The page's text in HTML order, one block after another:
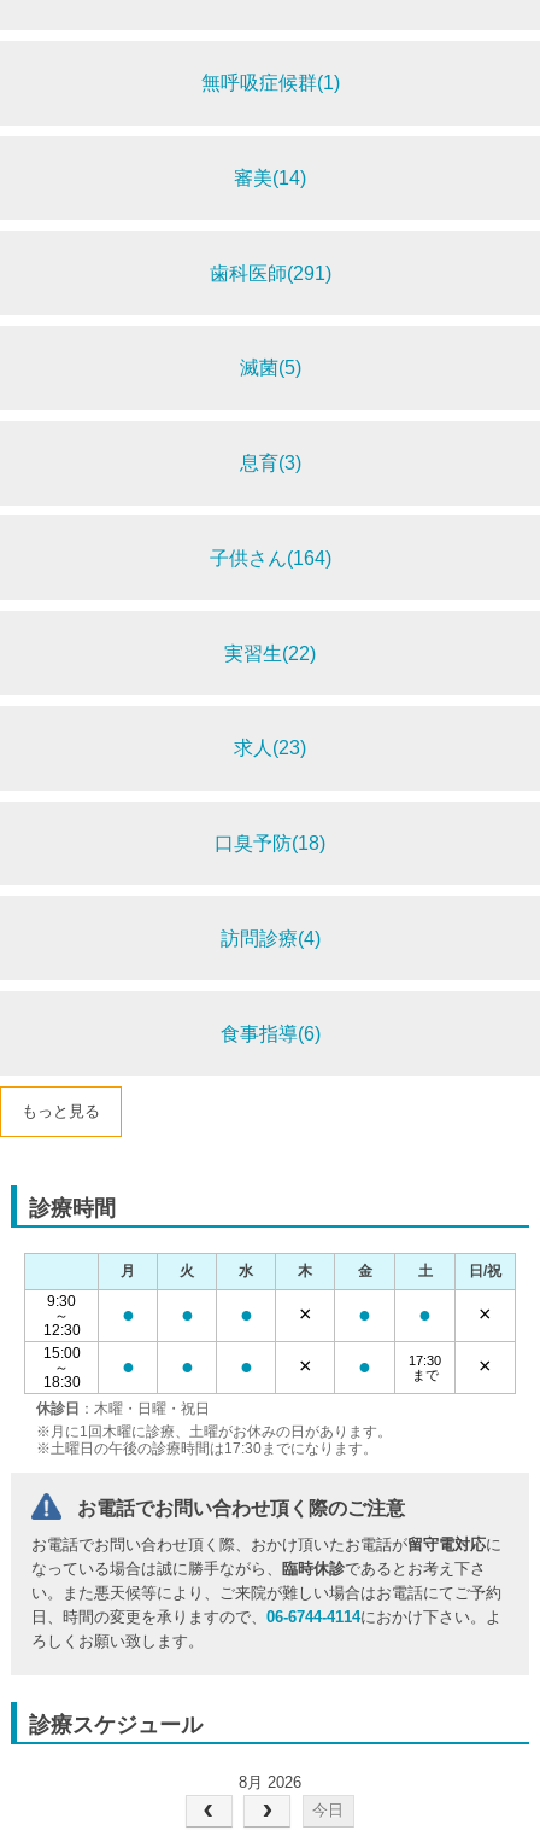
無呼吸症候群(1)
審美(14)
歯科医師(291)
滅菌(5)
息育(3)
子供さん(164)
実習生(22)
求人(23)
口臭予防(18)
訪問診療(4)
食事指導(6)
もっと見る
診療時間
休診日 ：木曜・日曜・祝日
※月に1回木曜に診療、土曜がお休みの日があります。
※土曜日の午後の診療時間は17:30までになります。
月 火 水 木 金 土
日/祝
9:30
～
12:30
● ● ● × ● ● ×
15:00
～
18:30
● ● ● × ●
17:30
まで
×
お電話でお問い合わせ頂く際のご注意
お電話でお問い合わせ頂く際、おかけ頂いたお電話が留守電対応に
なっている場合は誠に勝手ながら、
臨時休診であるとお考え下さ
い。また悪天候等により、ご来院が難しい場合はお電話にてご予約
日、時間の変更を承りますので、06-6744-4114におかけ下さい。よ
ろしくお願い致します。
診療スケジュール
8月 2026
今日